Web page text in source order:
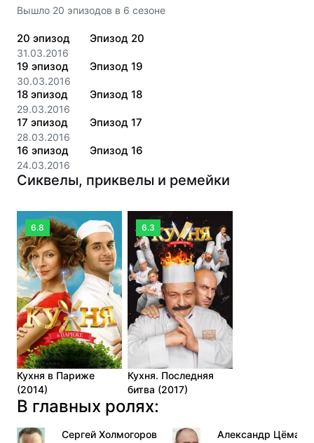
Вышло 20 эпизодов в 6 сезоне
20 эпизод
31.03.2016
Эпизод 20
19 эпизод
30.03.2016
Эпизод 19
18 эпизод
29.03.2016
Эпизод 18
17 эпизод
28.03.2016
Эпизод 17
16 эпизод
24.03.2016
Эпизод 16
Сиквелы, приквелы и ремейки
6.8
Кухня в Париже
(2014)
6.3
Кухня. Последняя
битва (2017)
В главных ролях:
Сергей Холмогоров Александр Цёма